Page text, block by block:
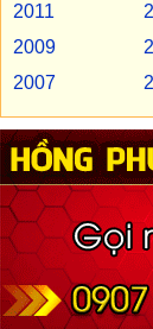
2011
2009
2007